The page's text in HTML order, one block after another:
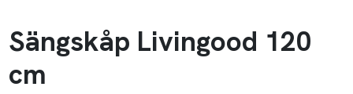
Sängskåp Livingood 120
cm